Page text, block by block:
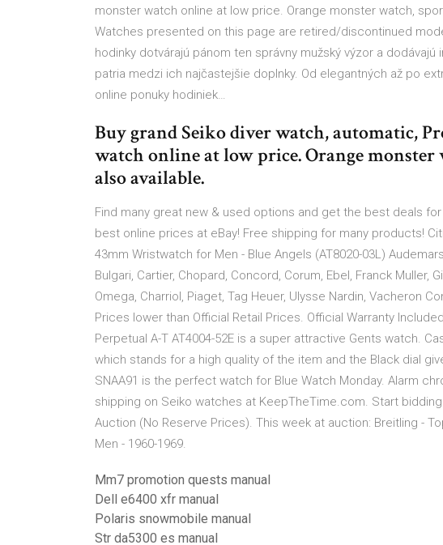
monster watch online at low price. Orange monster watch,
Watches presented on this page are retired/discontinued
hodinky dotvárajú pánom ten správny mužský výzor a
patria medzi ich najčastejšie doplnky. Od elegantných až po
online ponuky hodiniek…
Buy grand Seiko diver watch, automatic,
watch online at low price. Orange monster
also available.
Find many great new & used options and get the best deals
best online prices at eBay! Free shipping for many products!
43mm Wristwatch for Men - Blue Angels (AT8020-03L)
Bulgari, Cartier, Chopard, Concord, Corum, Ebel, Franck Muller,
Omega, Charriol, Piaget, Tag Heuer, Ulysse Nardin, Vacheron
Prices lower than Official Retail Prices. Official Warranty
Perpetual A-T AT4004-52E is a super attractive Gents watch.
which stands for a high quality of the item and the Black dial
SNAA91 is the perfect watch for Blue Watch Monday. Alarm
shipping on Seiko watches at KeepTheTime.com. Start bidding
Auction (No Reserve Prices). This week at auction: Breitling -
Men - 1960-1969.
Mm7 promotion quests manual
Dell e6400 xfr manual
Polaris snowmobile manual
Str da5300 es manual